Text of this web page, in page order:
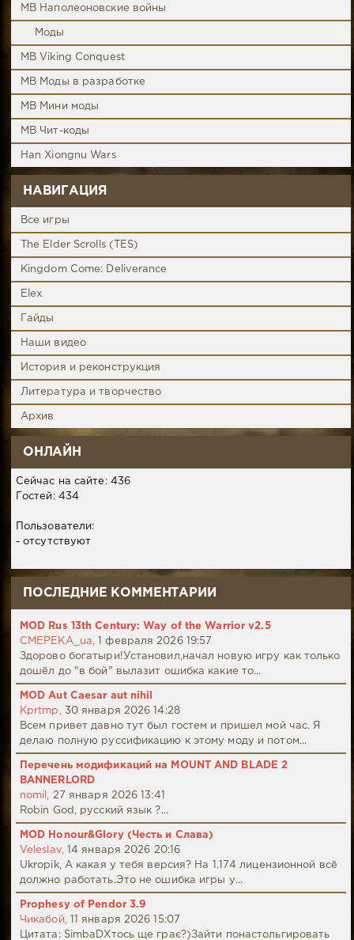
MB Наполеоновские войны
Моды
MB Viking Conquest
MB Моды в разработке
MB Мини моды
MB Чит-коды
Han Xiongnu Wars
НАВИГАЦИЯ
Все игры
The Elder Scrolls (TES)
Kingdom Come: Deliverance
Elex
Гайды
Наши видео
История и реконструкция
Литература и творчество
Архив
ОНЛАЙН
Сейчас на сайте: 436
Гостей: 434
Пользователи:
- отсутствуют
ПОСЛЕДНИЕ КОММЕНТАРИИ
MOD Rus 13th Century: Way of the Warrior v2.5
CMEPEKA_ua,
1 февраля 2026 19:57
Здорово богатыри!Установил,начал новую игру как только
дошёл до "в бой" вылазит ошибка какие то...
MOD Aut Caesar aut nihil
Kprtmp,
30 января 2026 14:28
Всем привет давно тут был гостем и пришел мой час. Я
делаю полную руссификацию к этому моду и потом...
Перечень модификаций на MOUNT AND BLADE 2
BANNERLORD
nomil,
27 января 2026 13:41
Robin God, русский язык ?...
MOD Honour&Glory (Честь и Слава)
Veleslav,
14 января 2026 20:16
Ukropik, А какая у тебя версия? На 1.174 лицензионной всё
должно работать.Это не ошибка игры у...
Prophesy of Pendor 3.9
Чикабой,
11 января 2026 15:07
Цитата: SimbaDХтось ще грає?)Зайти понастольгировать